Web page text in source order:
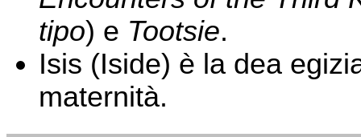
tipo) e Tootsie.
Isis (Iside) è la dea
maternità.